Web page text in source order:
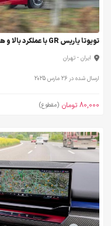
تویوتا یاریس GR با عملکرد بالا و هیجان‌انگیز برای...
ایران - تهران
ارسال شده در 26 مارس 2025
80,000 تومان (مقطوع)